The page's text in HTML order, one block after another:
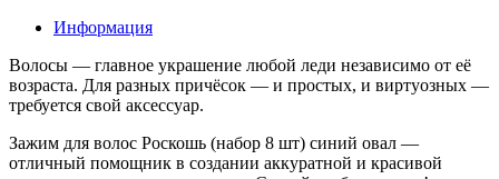
Информация
Волосы — главное украшение любой леди независимо от её
возраста. Для разных причёсок — и простых, и виртуозных —
требуется свой аксессуар.
Зажим для волос Роскошь (набор 8 шт) синий овал —
отличный помощник в создании аккуратной и красивой